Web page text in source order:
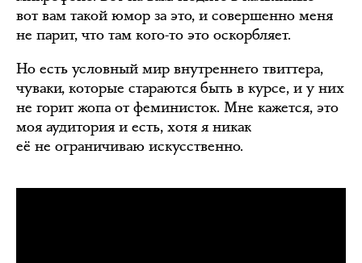
вот вам такой юмор за это, и совершенно меня
не парит, что там кого-то это оскорбляет.
Но есть условный мир внутреннего твиттера,
чуваки, которые стараются быть в курсе, и у них
не горит жопа от феминисток. Мне кажется, это
моя аудитория и есть, хотя я никак
её не ограничиваю искусственно.